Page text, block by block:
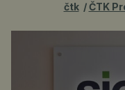
čtk ČTK